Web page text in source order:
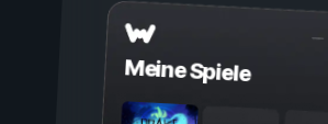
Meine Spiele